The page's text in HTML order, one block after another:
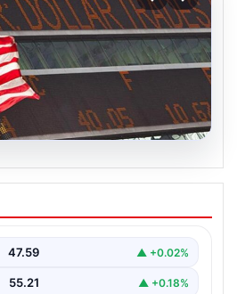
zaman açıklanacak?
belli oldu
47.59 ▲ +0.02%
55.21 ▲ +0.18%